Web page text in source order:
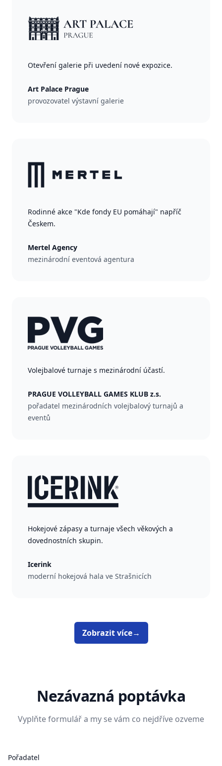
Otevření galerie při uvedení nové expozice.
Art Palace Prague
provozovatel výstavní galerie
Rodinné akce "Kde fondy EU pomáhají" napříč
Českem.
Mertel Agency
mezinárodní eventová agentura
Volejbalové turnaje s mezinárodní účastí.
PRAGUE VOLLEYBALL GAMES KLUB z.s.
pořadatel mezinárodních volejbalový turnajů a
eventů
Hokejové zápasy a turnaje všech věkových a
dovednostních skupin.
Icerink
moderní hokejová hala ve Strašnicích
Zobrazit více→
Nezávazná poptávka
Vyplňte formulář a my se vám co nejdříve ozveme
Pořadatel